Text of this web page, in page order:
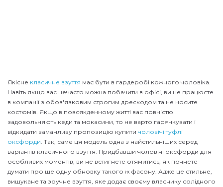
Якісне класичне взуття має бути в гардеробі кожного чоловіка.
Навіть якщо вас нечасто можна побачити в офісі, ви не працюєте
в компанії з обов'язковим строгим дрескодом та не носите
костюмів. Якщо в повсякденному житті вас повністю
задовольняють кеди та мокасини, то не варто гарячкувати і
відкидати заманливу пропозицію купити чоловічі туфлі
оксфорди. Так, саме ця модель одна з найстильніших серед
варіантів класичного взуття. Придбавши чоловічі оксфорди для
особливих моментів, ви не встигнете отямитись, як почнете
думати про ще одну обновку такого ж фасону. Адже це стильне,
вишукане та зручне взуття, яке додає своєму власнику солідного